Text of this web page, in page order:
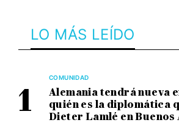
LO MÁS LEÍDO
COMUNIDAD
Alemania tendrá nueva
quién es la diplomática
Dieter Lamlé en Buenos